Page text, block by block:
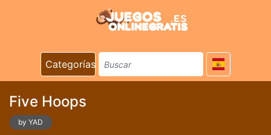
Categorías
Five Hoops
by YAD